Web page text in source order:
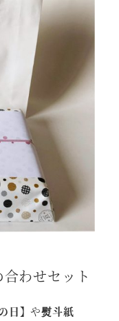
わせセット
日】や熨斗紙